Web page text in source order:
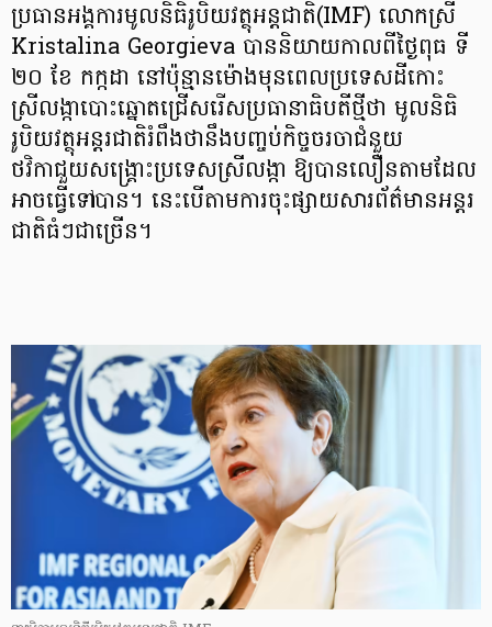
ប្រធានអង្គការមូលនិធិរូបិយវត្ថុអន្តជាតិ(IMF) លោកស្រី
Kristalina Georgieva បាននិយាយកាលពីថ្ងៃពុធ ទី
២០ ខែ កក្កដា នៅប៉ុន្មានម៉ោងមុនពេលប្រទេសដីកោះ
ស្រីលង្កាបោះឆ្នោតជ្រើសរើសប្រធានាធិបតីថ្មីថា មូលនិធិ
រូបិយវត្ថុអន្តរជាតិរំពឹងថានឹងបញ្ចប់កិច្ចចរចាជំនួយ
ថវិកាជួយសង្គ្រោះប្រទេសស្រីលង្កា ឱ្យបានលឿនតាមដែល
អាចធ្វើទៅបាន។ នេះបើតាមការចុះផ្សាយសារព័ត៌មានអន្តរ
ជាតិធំៗជាច្រើន។